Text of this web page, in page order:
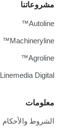
معلومات
الشروط والأحكام
مشروعاتنا
Autoline™
Machineryline™
Agroline™
Linemedia Digital ™